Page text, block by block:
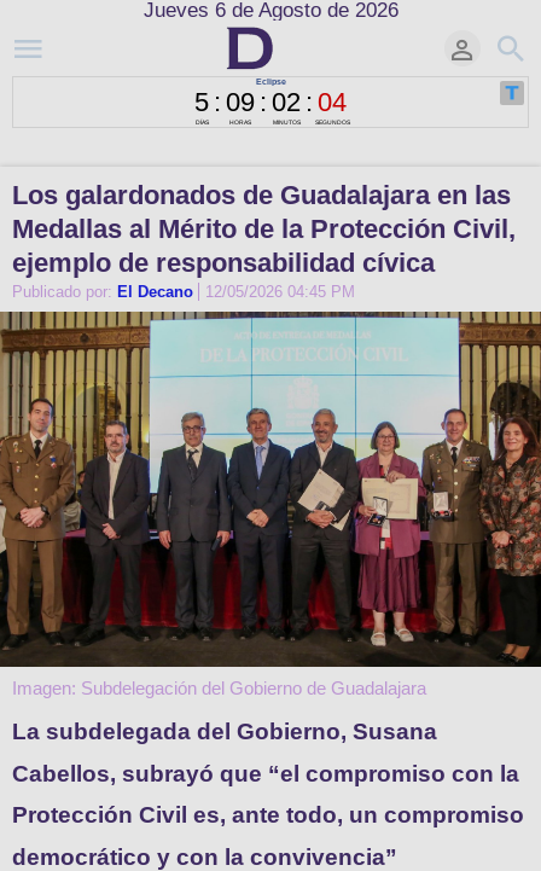
Jueves 6 de Agosto de 2026
Los galardonados de Guadalajara en las
Medallas al Mérito de la Protección Civil,
ejemplo de responsabilidad cívica
Publicado por: El Decano 12/05/2026 04:45 PM
Imagen: Subdelegación del Gobierno de Guadalajara
La subdelegada del Gobierno, Susana
Cabellos, subrayó que “el compromiso con la
Protección Civil es, ante todo, un compromiso
democrático y con la convivencia”